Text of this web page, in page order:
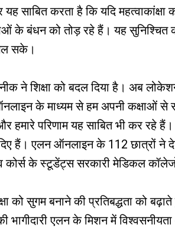
करता है कि यदि महत्वाकांक्षा
के बंधन को तोड़ रहे हैं। यह सुनिश्चित
सके।
ने शिक्षा को बदल दिया है। अब
के माध्यम से हम अपनी कक्षाओं से
और हमारे परिणाम यह साबित भी कर
हैं। एलन ऑनलाइन के 112 छात्रों ने
के स्टूडेंट्स सरकारी मेडिकल
सुगम बनाने की प्रतिबद्धता को बढ़ाते
भागीदारी एलन के मिशन में